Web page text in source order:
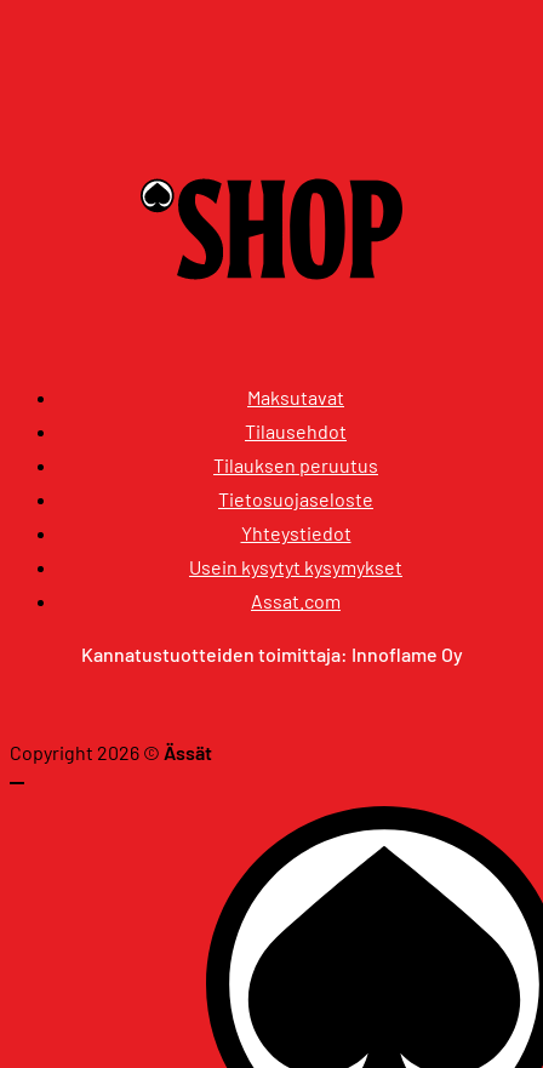
Maksutavat
Tilausehdot
Tilauksen peruutus
Tietosuojaseloste
Yhteystiedot
Usein kysytyt kysymykset
Assat.com
Kannatustuotteiden toimittaja: Innoflame Oy
Copyright 2026 © Ässät